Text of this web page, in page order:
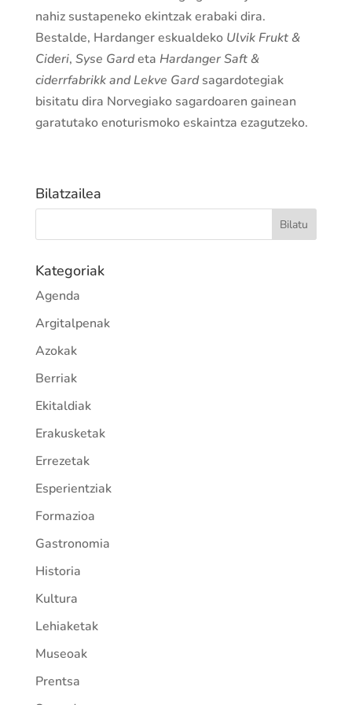
nahiz sustapeneko ekintzak erabaki dira.
Bestalde, Hardanger eskualdeko Ulvik Frukt &
Cideri, Syse Gardeta Hardanger Saft &
ciderrfabrikk and Lekve Gardsagardotegiak
bisitatu dira Norvegiako sagardoaren gainean
garatutako enoturismoko eskaintza ezagutzeko.
Bilatzailea
Kategoriak
Agenda
Argitalpenak
Azokak
Berriak
Ekitaldiak
Erakusketak
Errezetak
Esperientziak
Formazioa
Gastronomia
Historia
Kultura
Lehiaketak
Museoak
Prentsa